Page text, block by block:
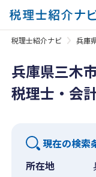
税理士紹介ナビ 兵庫
兵庫県三木
税理士・会
現在の検索
所在地